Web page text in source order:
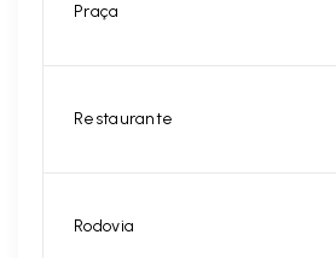
Praça
Restaurante
Rodovia